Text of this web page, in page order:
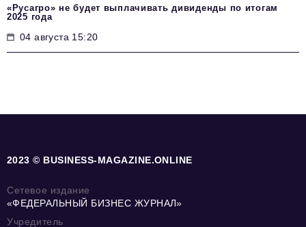
«Русагро» не будет выплачивать дивиденды по итогам
2025 года
04 августа 15:20
2023 © BUSINESS-MAGAZINE.ONLINE
Сетевое издание
«ФЕДЕРАЛЬНЫЙ БИЗНЕС ЖУРНАЛ»
Учредитель